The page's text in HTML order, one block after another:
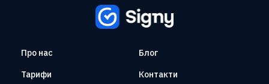
Про нас
Тарифи
Блог
Контакти